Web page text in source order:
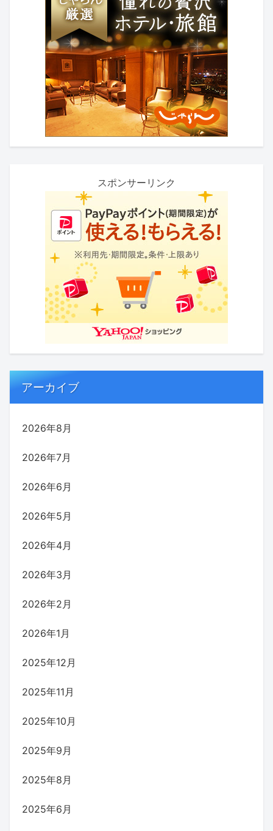
スポンサーリンク
アーカイブ
2026年8月
2026年7月
2026年6月
2026年5月
2026年4月
2026年3月
2026年2月
2026年1月
2025年12月
2025年11月
2025年10月
2025年9月
2025年8月
2025年6月